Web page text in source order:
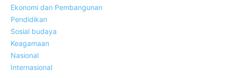
Ekonomi dan Pembangunan
Pendidikan
Sosial budaya
Keagamaan
Nasional
Internasional